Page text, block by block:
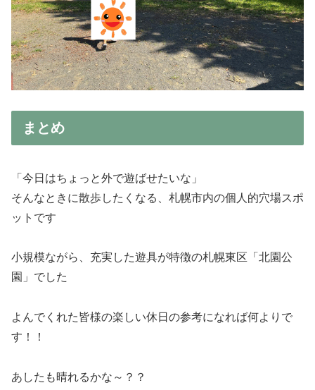
まとめ
「今日はちょっと外で遊ばせたいな」
そんなときに散歩したくなる、札幌市内の個人的穴場スポ
ットです
小規模ながら、充実した遊具が特徴の札幌東区「北園公
園」でした
よんでくれた皆様の楽しい休日の参考になれば何よりで
す！！
あしたも晴れるかな～？？